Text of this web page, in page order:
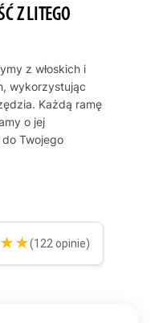
Z LITEGO
z włoskich i
wykorzystując
Każdą ramę
o jej
Twojego
(122 opinie)